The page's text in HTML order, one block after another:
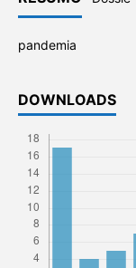
pandemia
DOWNLOADS